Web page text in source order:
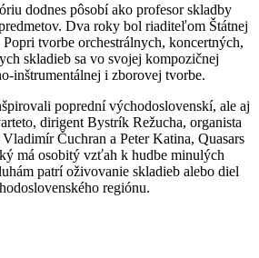
dodnes pôsobí ako profesor skladby
Dva roky bol riaditeľom Štátnej
tvorbe orchestrálnych, koncertných,
skladieb sa vo svojej kompozičnej
inštrumentálnej i zborovej tvorbe.
poprední východoslovenskí, ale aj
dirigent Bystrík Režucha, organista
Čuchran a Peter Katina, Quasars
má osobitý vzťah k hudbe minulých
patrí oživovanie skladieb alebo diel
regiónu.